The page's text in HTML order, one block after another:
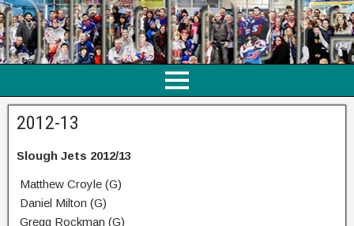
2012-13
Slough Jets 2012/13
Matthew Croyle (G)
Daniel Milton (G)
Gregg Rockman (G)